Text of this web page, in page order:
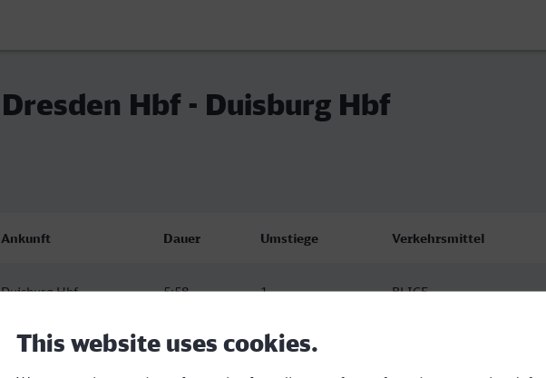
Dresden Hbf - Duisburg Hbf
Ankunft Dauer Umstiege Verkehrsmittel
Duisburg Hbf
22:51
5:58 1 RJ,ICE